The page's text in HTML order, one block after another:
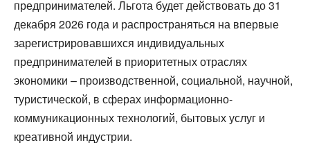
предпринимателей. Льгота будет действовать до 31
декабря 2026 года и распространяться на впервые
зарегистрировавшихся индивидуальных
предпринимателей в приоритетных отраслях
экономики – производственной, социальной, научной,
туристической, в сферах информационно-
коммуникационных технологий, бытовых услуг и
креативной индустрии.